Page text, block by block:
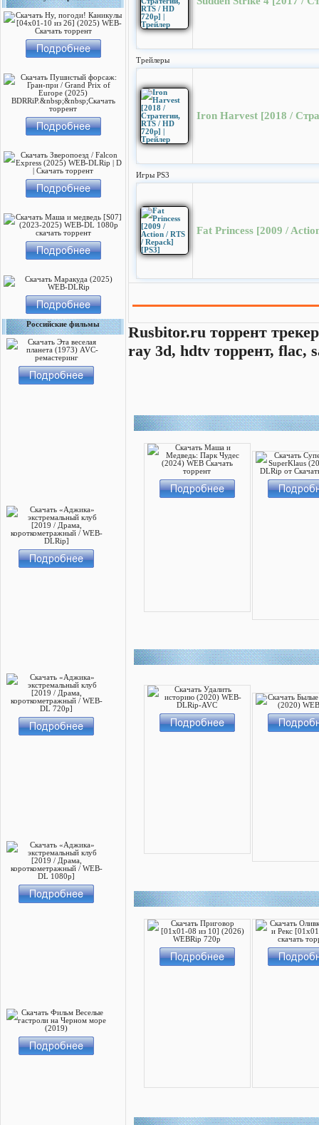
Российские фильмы
Трейлеры
Iron Harvest [2018 /
Игры PS3
Fat Princess [2009 /
Rusbitor.ru торрент
ray 3d, hdtv торрент, flac,